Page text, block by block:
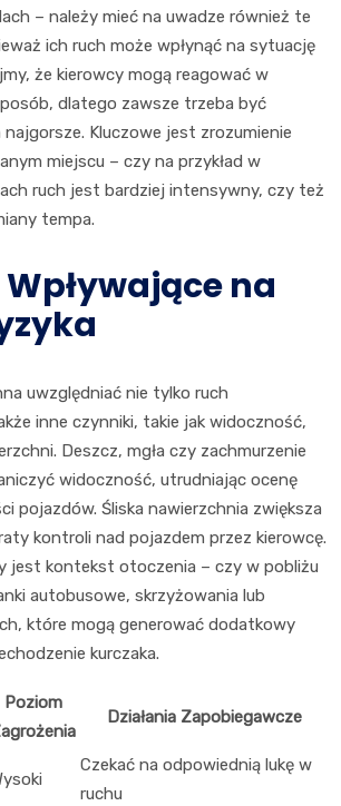
– należy mieć na uwadze również te
ich ruch może wpłynąć na sytuację
że kierowcy mogą reagować w
dlatego zawsze trzeba być
Kluczowe jest zrozumienie
miejscu – czy na przykład w
ruch jest bardziej intensywny, czy też
tempa.
na
uwzględniać nie tylko ruch
inne czynniki, takie jak widoczność,
Deszcz, mgła czy zachmurzenie
widoczność, utrudniając ocenę
pojazdów. Śliska nawierzchnia zwiększa
kontroli nad pojazdem przez kierowcę.
jest kontekst otoczenia – czy w pobliżu
autobusowe, skrzyżowania lub
które mogą generować dodatkowy
kurczaka.
Poziom
Działania Zapobiegawcze
Czekać na odpowiednią lukę w
ruchu